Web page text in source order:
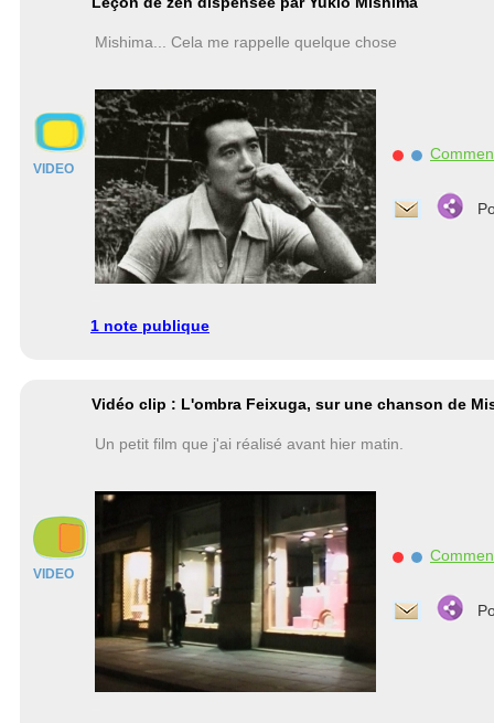
VIDEO
Mishima... Cela me rappelle quelque chose
1 note publique
VIDEO
Vidéo clip : L'ombra Feixuga, sur une chanson de
Un petit film que j'ai réalisé avant hier matin.